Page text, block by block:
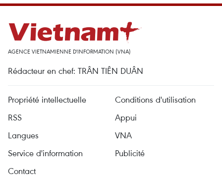
AGENCE VIETNAMIENNE D'INFORMATION (VNA)
Rédacteur en chef: TRÂN TIÊN DUÂN
Propriété intellectuelle
Conditions d'utilisation
RSS
Appui
Langues
VNA
Service d'information
Publicité
Contact